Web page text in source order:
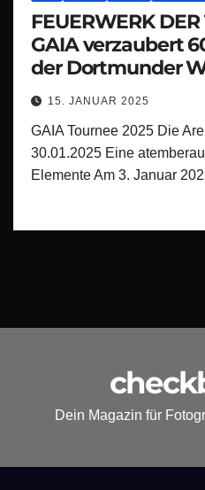
FEUERWERK
GAIA verzaubert
der Dortmunder
15. JANUAR 2025
GAIA Tournee 2025 Die
30.01.2025 Eine
Elemente Am 3. Januar
Dein Magazin für